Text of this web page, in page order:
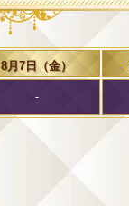
8月7日（金）
-